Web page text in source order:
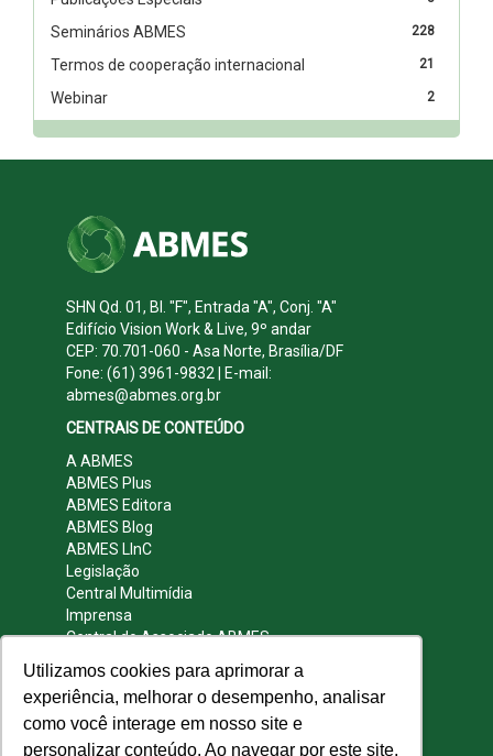
Utilizamos cookies para aprimorar a
experiência, melhorar o desempenho, analisar
como você interage em nosso site e
personalizar conteúdo. Ao navegar por este site,
228
Seminários ABMES
21
Termos de cooperação internacional
2
Webinar
SHN Qd. 01, Bl. "F", Entrada "A", Conj. "A"
Edifício Vision Work & Live, 9º andar
CEP: 70.701-060 - Asa Norte, Brasília/DF
Fone: (61) 3961-9832 | E-mail:
abmes@abmes.org.br
CENTRAIS DE CONTEÚDO
A ABMES
ABMES Plus
ABMES Editora
ABMES Blog
ABMES LInC
Legislação
Central Multimídia
Imprensa
Central do Associado ABMES
REDES SOCIAIS